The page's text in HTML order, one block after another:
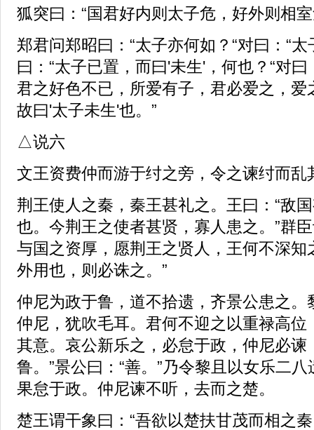
狐突曰：“国君好内则太子危，好外则相
郑君问郑昭曰：“太子亦何如？“对曰：“太
曰：“太子已置，而曰'未生'，何也？“对
君之好色不已，所爱有子，君必爱之，爱
故曰'太子未生'也。”
△说六
文王资费仲而游于纣之旁，令之谏纣而乱
荆王使人之秦，秦王甚礼之。王曰：“敌
也。今荆王之使者甚贤，寡人患之。”群
与国之资厚，愿荆王之贤人，王何不深知
外用也，则必诛之。”
仲尼为政于鲁，道不拾遗，齐景公患之。
仲尼，犹吹毛耳。君何不迎之以重禄高位
其意。哀公新乐之，必怠于政，仲尼必谏
鲁。”景公曰：“善。”乃令黎且以女乐二
果怠于政。仲尼谏不听，去而之楚。
楚王谓干象曰：“吾欲以楚扶甘茂而相之